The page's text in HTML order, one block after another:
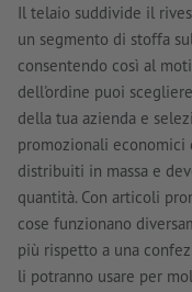
Il telaio suddivide il
un segmento di stoffa
consentendo così al
dell'ordine puoi
della tua azienda e
promozionali economici
distribuiti in massa e
quantità. Con articoli
cose funzionano
più rispetto a una
li potranno usare per